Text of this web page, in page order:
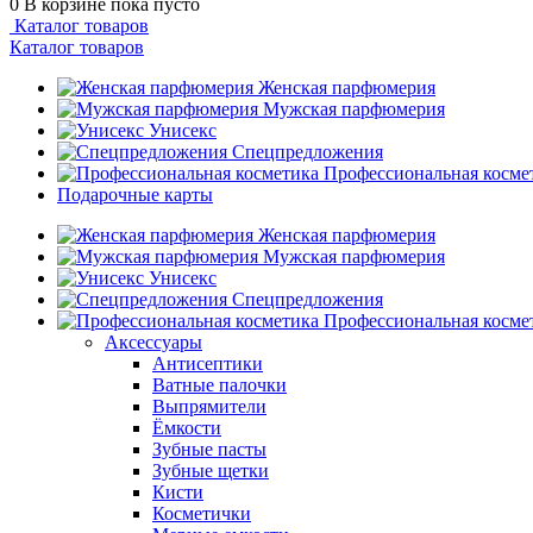
0 В корзине пока пусто
Каталог товаров
Каталог товаров
Женская парфюмерия
Мужская парфюмерия
Унисекс
Спецпредложения
Профессиональная
Подарочные карты
Женская парфюмерия
Мужская парфюмерия
Унисекс
Спецпредложения
Профессиональная
Аксессуары
Антисептики
Ватные палочки
Выпрямители
Ёмкости
Зубные пасты
Зубные щетки
Кисти
Косметички